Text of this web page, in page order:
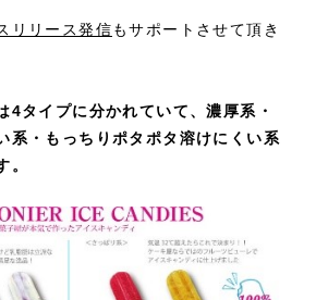
リリース発信もサポートさせて頂き
4タイプに分かれていて、濃厚系・
系・もっちりポタポタ溶けにくい系
。